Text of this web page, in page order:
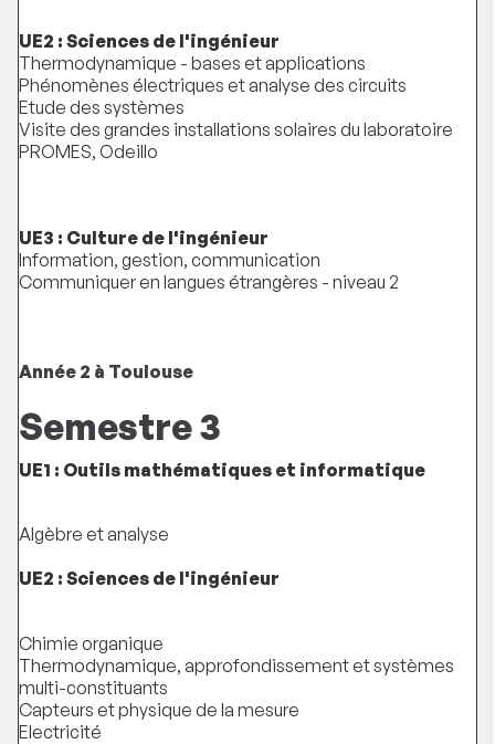
UE2 : Sciences de l'ingénieur
Thermodynamique - bases et applications
Phénomènes électriques et analyse des circuits
Etude des systèmes
Visite des grandes installations solaires du laboratoire
PROMES, Odeillo
UE3 : Culture de l'ingénieur
Information, gestion, communication
Communiquer en langues étrangères - niveau 2
Année 2 à Toulouse
Semestre 3
UE1 : Outils mathématiques et informatique
Algèbre et analyse
UE2 : Sciences de l'ingénieur
Chimie organique
Thermodynamique, approfondissement et systèmes
multi-constituants
Capteurs et physique de la mesure
Electricité